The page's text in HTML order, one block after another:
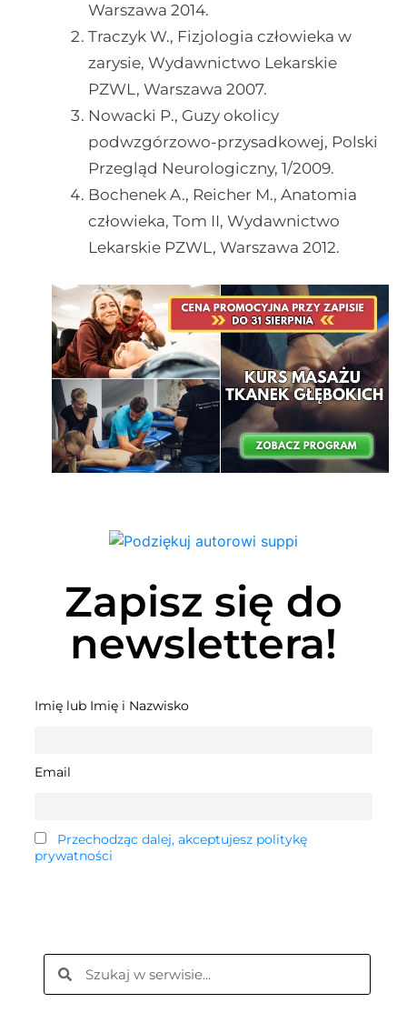
Warszawa 2014.
Traczyk W., Fizjologia człowieka w
zarysie, Wydawnictwo Lekarskie
PZWL, Warszawa 2007.
Nowacki P., Guzy okolicy
podwzgórzowo-przysadkowej, Polski
Przegląd Neurologiczny, 1/2009.
Bochenek A., Reicher M., Anatomia
człowieka, Tom II, Wydawnictwo
Lekarskie PZWL, Warszawa 2012.
Zapisz się do
newslettera!
Imię lub Imię i Nazwisko
Email
Przechodząc dalej, akceptujesz politykę
prywatności